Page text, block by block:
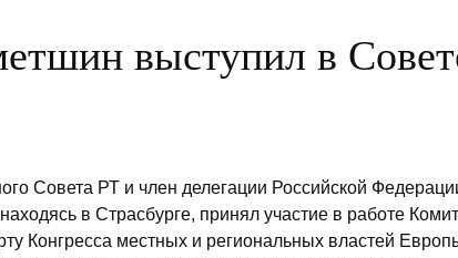
выступил в
Совета РТ и член делегации Российской
в Страсбурге, принял участие в работе
Конгресса местных и региональных властей